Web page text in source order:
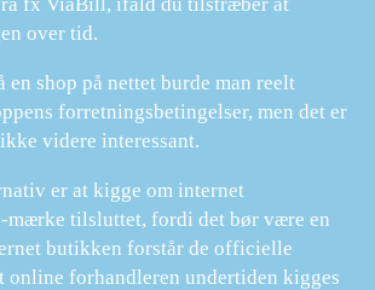
over tid.
shop på nettet burde man reelt
forretningsbetingelser, men det er
videre interessant.
er at kigge om internet
mærke tilsluttet, fordi det bør være en
butikken forstår de officielle
online forhandleren undertiden kigges